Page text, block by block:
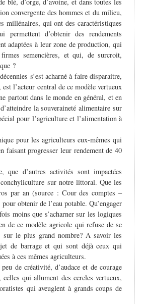
convergente des hommes et du milieu,
millénaires, qui ont des caractéristiques
d’obtenir des rendements
adaptées à leur zone de production, qui
semencières, et qui, de surcroit,
?
s’est acharné à faire disparaitre,
l’acteur central de ce modèle vertueux
partout dans le monde en général, et en
la souveraineté alimentaire sur
pour l’agriculture et l’alimentation à
pour les agriculteurs eux-mêmes qui
faisant progresser leur rendement de 40
d’autres activités sont impactées
sur notre littoral. Que les
par an (source : Cour des comptes –
obtenir de l’eau potable. Qu’engager
moins que s’acharner sur les logiques
de ce modèle agricole qui refuse de se
sur le plus grand nombre? A savoir les
de barrage et qui sont déjà ceux qui
à ces mêmes agriculteurs.
de créativité, d’audace et de courage
qui allument des cercles vertueux,
qui aveuglent à grands coups de